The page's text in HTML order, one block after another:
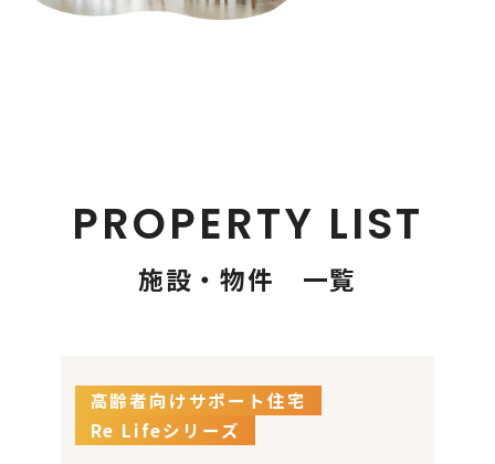
PROPERTY LIST
施設・物件 一覧
高齢者向けサポート住宅
Re Lifeシリーズ